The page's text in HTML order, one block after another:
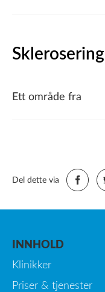
Sklerosering
Ett område fra
Del dette via
INNHOLD
Klinikker
Priser & tjenester